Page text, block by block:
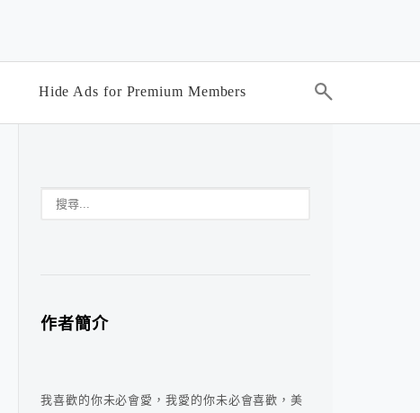
Hide Ads for Premium Members
作者簡介
我喜歡的你未必會愛，我愛的你未必會喜歡，美